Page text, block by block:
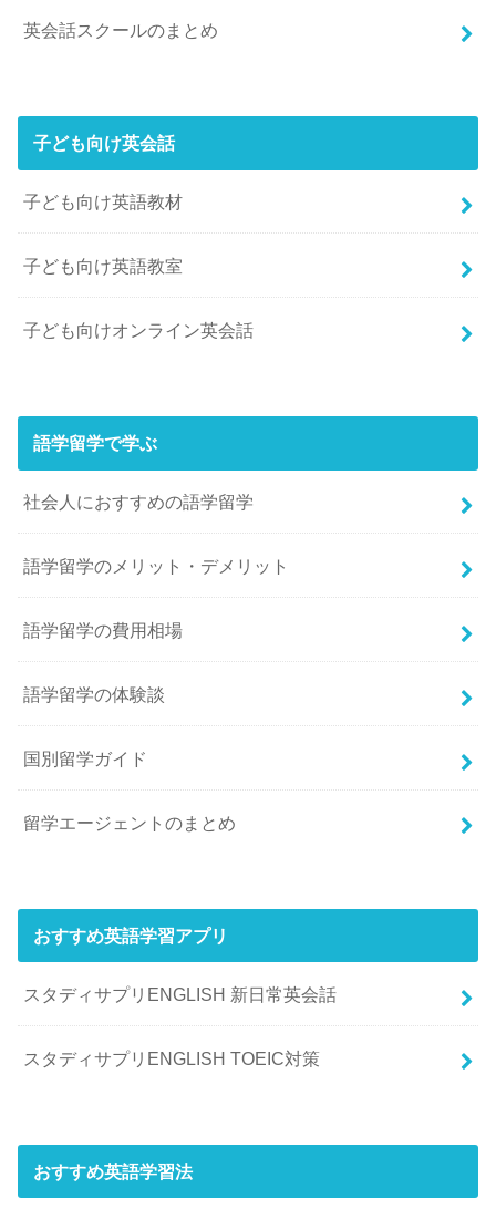
英会話スクールのまとめ
子ども向け英会話
子ども向け英語教材
子ども向け英語教室
子ども向けオンライン英会話
語学留学で学ぶ
社会人におすすめの語学留学
語学留学のメリット・デメリット
語学留学の費用相場
語学留学の体験談
国別留学ガイド
留学エージェントのまとめ
おすすめ英語学習アプリ
スタディサプリENGLISH 新日常英会話
スタディサプリENGLISH TOEIC対策
おすすめ英語学習法